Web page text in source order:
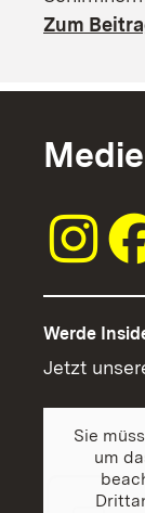
Zum
Werde
Jetzt
Sie
um